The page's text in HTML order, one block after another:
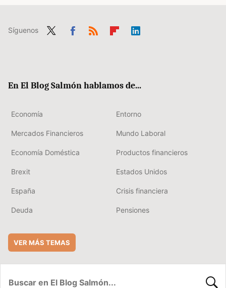
Síguenos
En El Blog Salmón hablamos de...
Economía Entorno
Mercados Financieros Mundo Laboral
Economía Doméstica Productos financieros
Brexit Estados Unidos
España Crisis financiera
Deuda Pensiones
VER MÁS TEMAS